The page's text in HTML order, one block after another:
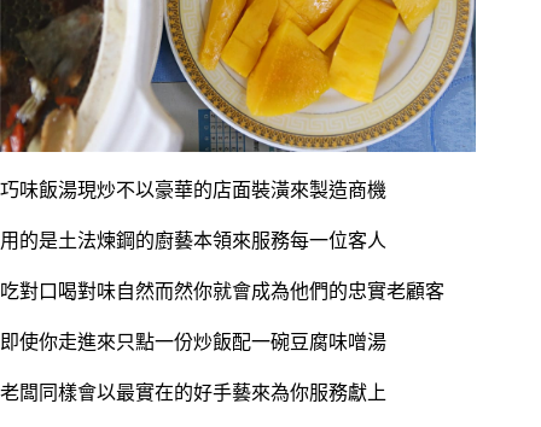
巧味飯湯現炒不以豪華的店面裝潢來製造商機
用的是土法煉鋼的廚藝本領來服務每一位客人
吃對口喝對味自然而然你就會成為他們的忠實老顧客
即使你走進來只點一份炒飯配一碗豆腐味噌湯
老闆同樣會以最實在的好手藝來為你服務獻上